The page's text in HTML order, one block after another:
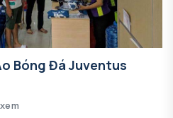
Bóng Đá Juventus